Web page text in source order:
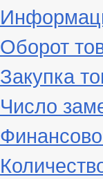
Оборот
Закупка
Число